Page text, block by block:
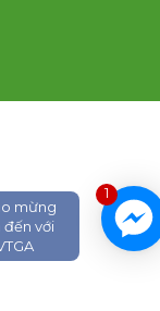
1
mừng
đến với